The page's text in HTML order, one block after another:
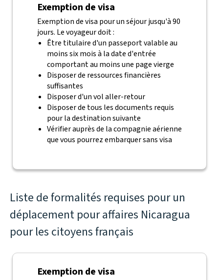
Exemption de visa
Exemption de visa pour un séjour jusqu'à 90
jours. Le voyageur doit :
Être titulaire d'un passeport valable au
moins six mois à la date d'entrée
comportant au moins une page vierge
Disposer de ressources financières
suffisantes
Disposer d'un vol aller-retour
Disposer de tous les documents requis
pour la destination suivante
Vérifier auprès de la compagnie aérienne
que vous pourrez embarquer sans visa
Liste de formalités requises pour un
déplacement pour affaires Nicaragua
pour les citoyens français
Exemption de visa